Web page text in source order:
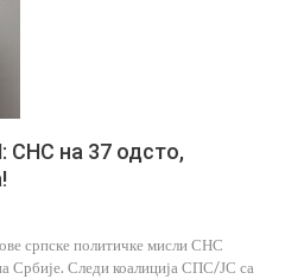
на 37 одсто,
српске политичке мисли СНС
Србије. Следи коалиција СПС/ЈС са